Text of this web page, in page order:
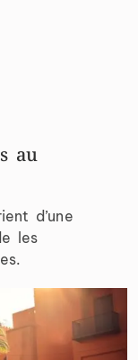
au
d’une
les